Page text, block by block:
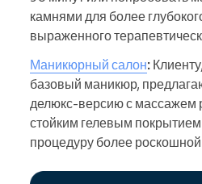
камнями для более
выраженного
Маникюрный салон:
базовый маникюр,
делюкс-версию с массажем
стойким гелевым
процедуру более роскошной